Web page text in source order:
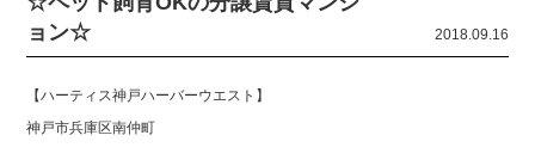
ョン☆
2018.09.16
【ハーティス神戸ハーバーウエスト】
神戸市兵庫区南仲町